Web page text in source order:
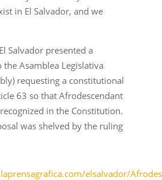
in El Salvador, and we
Salvador presented a
Asamblea Legislativa
requesting a constitutional
63 so that Afrodescendant
in the Constitution.
was shelved by the ruling
elsalvador/